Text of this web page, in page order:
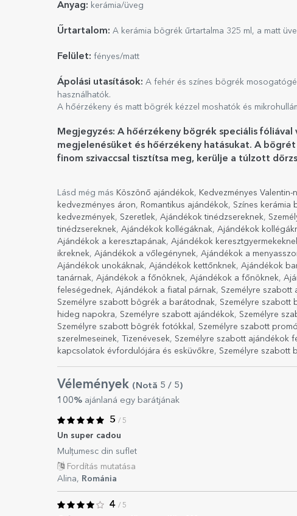
Anyag: kerámia/üveg
Űrtartalom: A kerámia bögrék űrtartalma 325 ml, a matt
Felület: fényes/matt
Ápolási utasítások: A fehér és színes bögrék
használhatók.
A hőérzékeny és matt bögrék kézzel moshatók és
Megjegyzés: A hőérzékeny bögrék speciális
megjelenésüket és hőérzékeny hatásukat. A bögrét
finom szivaccsal tisztítsa meg, kerülje a túlzott
Lásd még más Köszönő ajándékok, Kedvezményes
kedvezményes áron, Romantikus ajándékok, Színes kerámia
kedvezmények, Szeretlek, Ajándékok tinédzsereknek,
tinédzsereknek, Ajándékok kollégáknak, Ajándékok
Ajándékok a keresztapának, Ajándékok
ikreknek, Ajándékok a vőlegénynek, Ajándékok a
Ajándékok unokáknak, Ajándékok kettőnknek, Ajándékok
tanárnak, Ajándékok a főnöknek, Ajándékok a főnöknek,
feleségednek, Ajándékok a fiatal párnak, Személyre szabott
Személyre szabott bögrék a barátodnak, Személyre szabott
hideg napokra, Személyre szabott ajándékok, Személyre
Személyre szabott bögrék fotókkal , Személyre szabott
szerelmeseinek, Tizenévesek, Személyre szabott ajándékok
kapcsolatok évfordulójára és esküvőkre, Személyre szabott
Vélemények (Notă 5 / 5)
100% ajánlaná egy barátjának
5 / 5
Un super cadou
Mulțumesc din suflet
Fordítás mutatása
Alina, Románia
4 / 5